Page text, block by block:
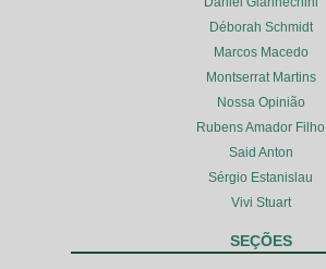
Déborah Schmidt
Marcos Macedo
Montserrat Martins
Nossa Opinião
Rubens Amador Filho
Said Anton
Sérgio Estanislau
Vivi Stuart
SEÇÕES